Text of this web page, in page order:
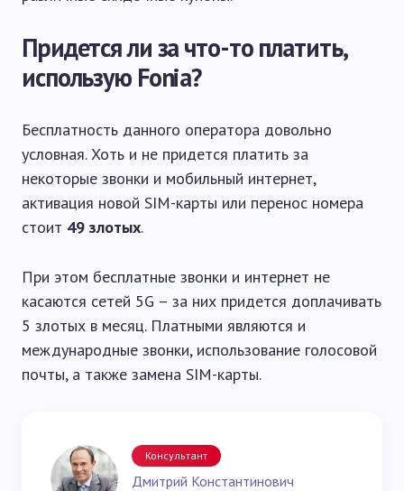
Придется ли за что-то платить,
использую Fonia?
Бесплатность данного оператора довольно
условная. Хоть и не придется платить за
некоторые звонки и мобильный интернет,
активация новой SIM-карты или перенос номера
стоит 49 злотых.
При этом бесплатные звонки и интернет не
касаются сетей 5G – за них придется доплачивать
5 злотых в месяц. Платными являются и
международные звонки, использование голосовой
почты, а также замена SIM-карты.
Консультант
Дмитрий Константинович